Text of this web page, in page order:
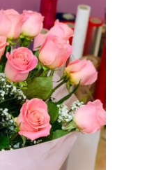
VISTA RAPIDA